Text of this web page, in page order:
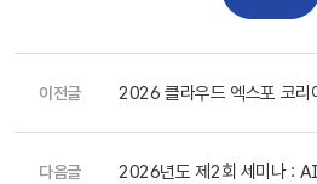
이전글
2026 클라우드 엑스포 코리
다음글
2026년도 제2회 세미나 :